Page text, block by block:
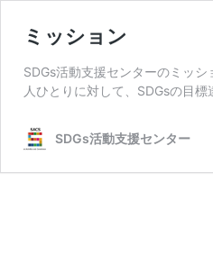
ミッション
SDGs活動支援センターのミッ
人ひとりに対して、SDGsの目
SDGs活動支援センター